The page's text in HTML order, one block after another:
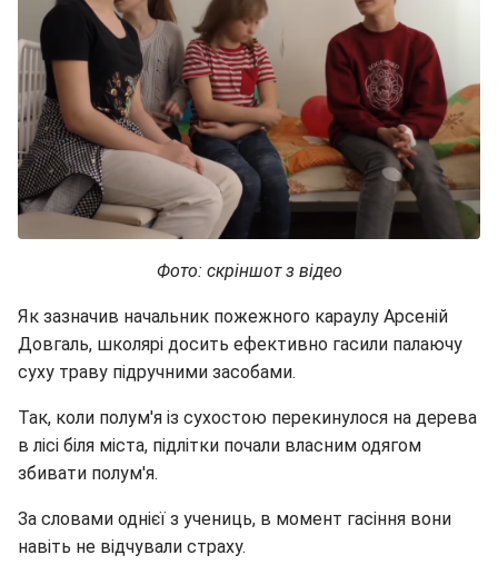
Фото: скріншот з відео
Як зазначив начальник пожежного караулу Арсеній
Довгаль, школярі досить ефективно гасили палаючу
суху траву підручними засобами.
Так, коли полум'я із сухостою перекинулося на дерева
в лісі біля міста, підлітки почали власним одягом
збивати полум'я.
За словами однієї з учениць, в момент гасіння вони
навіть не відчували страху.